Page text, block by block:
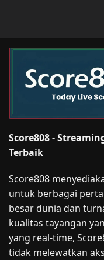
Score808 -
Terbaik
Score808
untuk berbagai
besar dunia dan
kualitas tayangan
yang real-time,
tidak melewatkan